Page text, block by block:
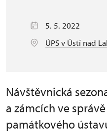
5. 5. 2022
ÚPS v Ústí nad
Návštěvnická
a zámcích ve
památkového